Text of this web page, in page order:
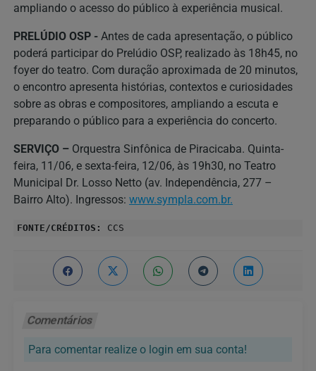
ampliando o acesso do público à experiência musical.
PRELÚDIO OSP - Antes de cada apresentação, o público
poderá participar do Prelúdio OSP, realizado às 18h45, no
foyer do teatro. Com duração aproximada de 20 minutos,
o encontro apresenta histórias, contextos e curiosidades
sobre as obras e compositores, ampliando a escuta e
preparando o público para a experiência do concerto.
SERVIÇO – Orquestra Sinfônica de Piracicaba. Quinta-
feira, 11/06, e sexta-feira, 12/06, às 19h30, no Teatro
Municipal Dr. Losso Netto (av. Independência, 277 –
Bairro Alto). Ingressos: www.sympla.com.br.
FONTE/CRÉDITOS: CCS
Comentários
Para comentar realize o login em sua conta!